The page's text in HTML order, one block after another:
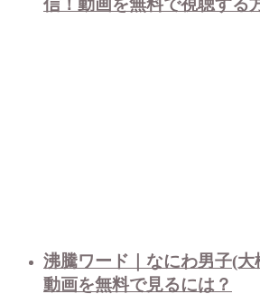
信！動画を無料で視聴する
沸騰ワード｜なにわ男子(大
動画を無料で見るには？